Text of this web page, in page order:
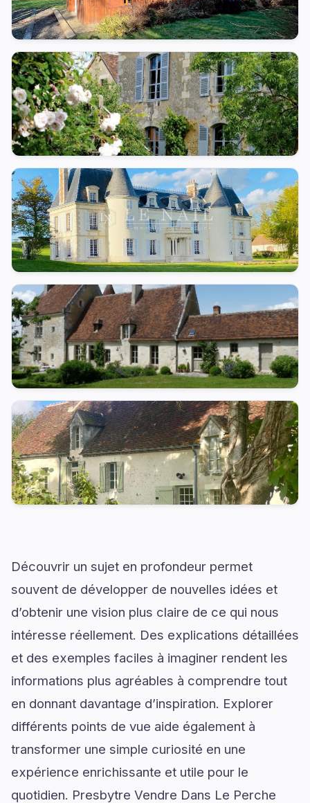
Découvrir un sujet en profondeur permet
souvent de développer de nouvelles idées et
d’obtenir une vision plus claire de ce qui nous
intéresse réellement. Des explications détaillées
et des exemples faciles à imaginer rendent les
informations plus agréables à comprendre tout
en donnant davantage d’inspiration. Explorer
différents points de vue aide également à
transformer une simple curiosité en une
expérience enrichissante et utile pour le
quotidien. Presbytre Vendre Dans Le Perche